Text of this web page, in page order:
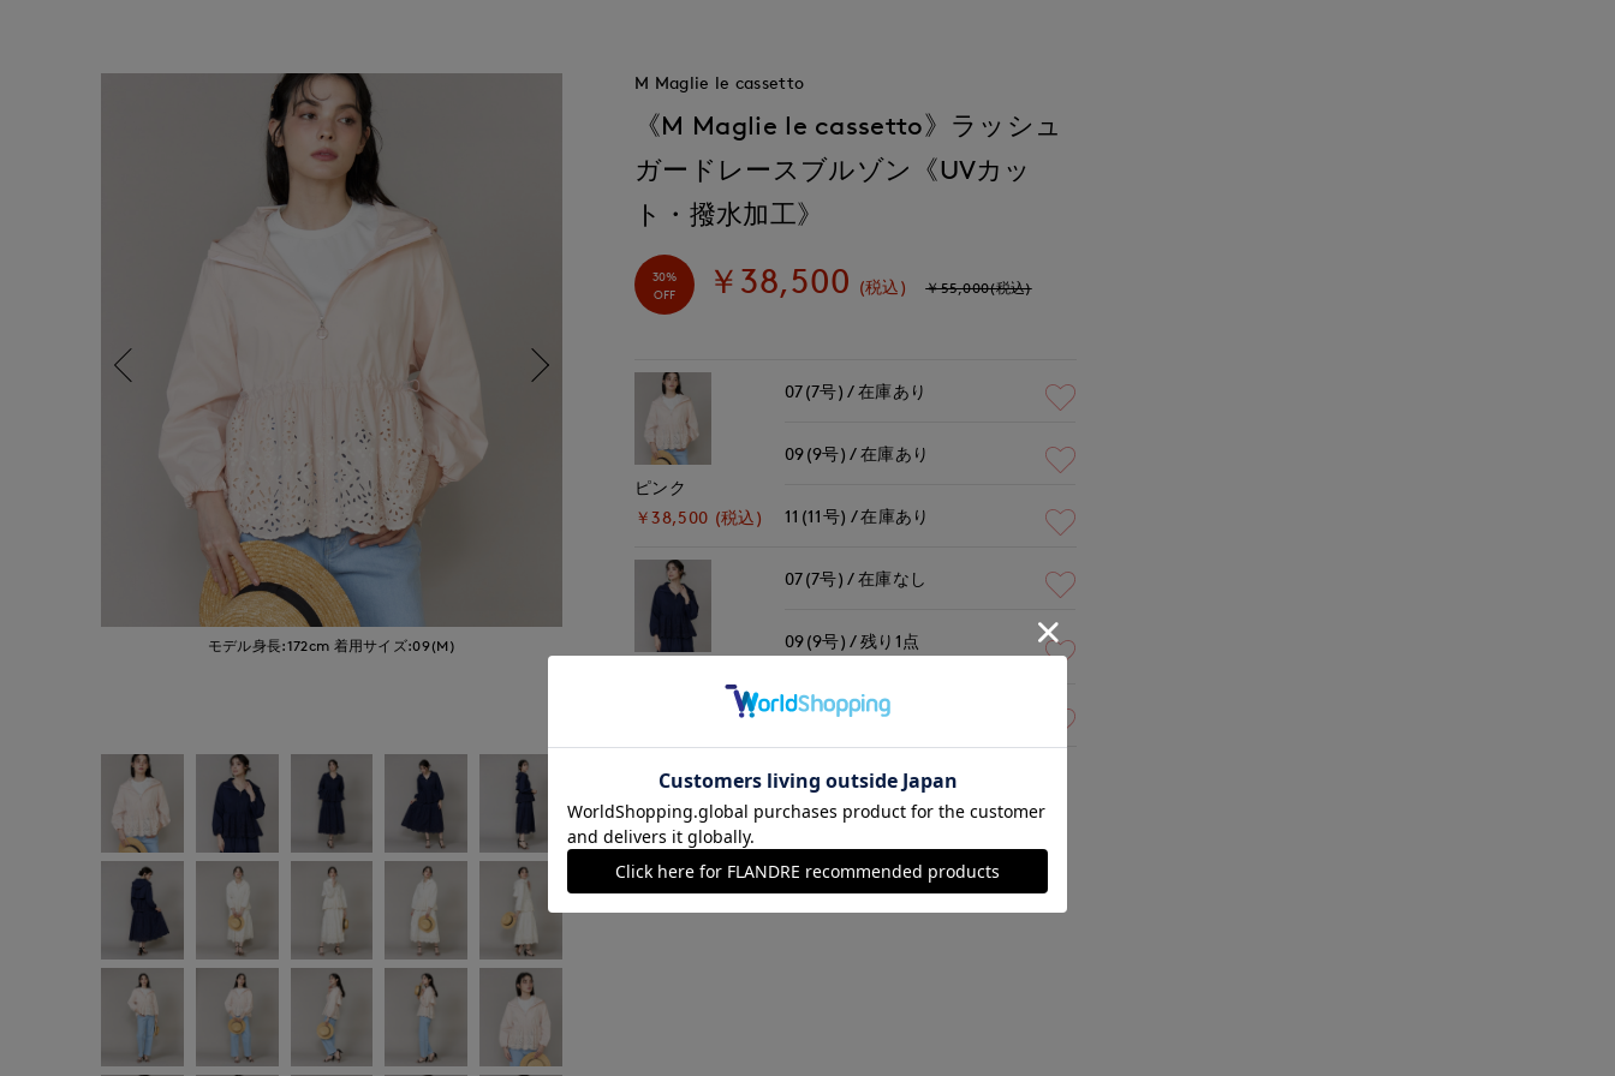
モデル身長:172cm 着用サイズ:09(M) モデル身長:172cm 着用サイズ:09(M)
M Maglie le cassetto
《M Maglie le cassetto》ラッシュ
ガードレースブルゾン《UVカッ
ト・撥水加工》
30%
OFF
￥38,500 (税込) ￥55,000(税込)
ピンク
￥38,500 (税込)
07(7号) 在庫あり
09(9号) 在庫あり
11(11号) 在庫あり
￥38,500 (税込)
07(7号) 在庫なし
09(9号)
残り1点
11(11号) 在庫なし